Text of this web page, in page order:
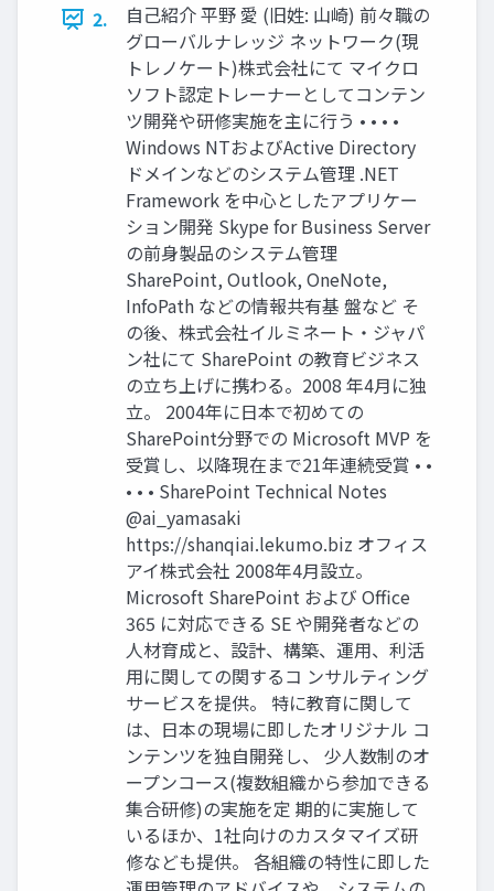
2.
自己紹介 平野 愛 (旧姓: 山崎) 前々職の
グローバルナレッジ ネットワーク(現
トレノケート)株式会社にて マイクロ
ソフト認定トレーナーとしてコンテン
ツ開発や研修実施を主に行う • • • •
Windows NTおよびActive Directory
ドメインなどのシステム管理 .NET
Framework を中心としたアプリケー
ション開発 Skype for Business Server
の前身製品のシステム管理
SharePoint, Outlook, OneNote,
InfoPath などの情報共有基 盤など そ
の後、株式会社イルミネート・ジャパ
ン社にて SharePoint の教育ビジネス
の立ち上げに携わる。2008 年4月に独
立。 2004年に日本で初めての
SharePoint分野での Microsoft MVP を
受賞し、以降現在まで21年連続受賞 • •
• • • SharePoint Technical Notes
@ai_yamasaki
https://shanqiai.lekumo.biz オフィス
アイ株式会社 2008年4月設立。
Microsoft SharePoint および Office
365 に対応できる SE や開発者などの
人材育成と、設計、構築、運用、利活
用に関しての関するコ ンサルティング
サービスを提供。 特に教育に関して
は、日本の現場に即したオリジナル コ
ンテンツを独自開発し、 少人数制のオ
ープンコース(複数組織から参加できる
集合研修)の実施を定 期的に実施して
いるほか、1社向けのカスタマイズ研
修なども提供。 各組織の特性に即した